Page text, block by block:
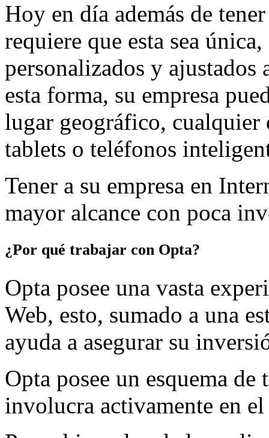
Hoy en día además de
requiere que esta sea
personalizados y ajustados
esta forma, su empresa
lugar geográfico,
tablets o teléfonos
Tener a su empresa en
mayor alcance con poca
¿Por qué trabajar con Opta?
Opta posee una vasta
Web, esto, sumado a una
ayuda a asegurar su
Opta posee un esquema
involucra activamente en